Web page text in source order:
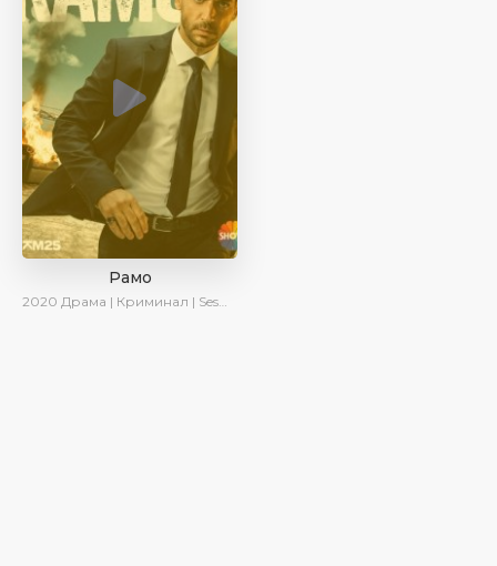
Рамо
2020 Драма | Криминал | SesDizi | Ирина Котова